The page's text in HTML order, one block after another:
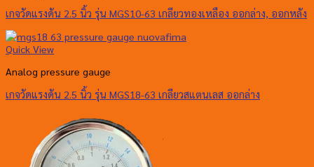
เกจวัดแรงดัน 2.5 นิ้ว รุ่น MGS10-63 เกลียวทองเหลือง ออกล่าง, ออกหลัง
Quick View
Analog pressure gauge
เกจวัดแรงดัน 2.5 นิ้ว รุ่น MGS18-63 เกลียวสแตนเลส ออกล่าง